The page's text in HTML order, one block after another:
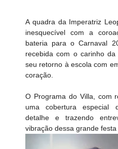
A quadra da Imperatriz
inesquecível com a
bateria para o Carnaval
recebida com o carinho
seu retorno à escola com
coração.
O Programa do Villa, com
uma cobertura especial
detalhe e trazendo
vibração dessa grande festa